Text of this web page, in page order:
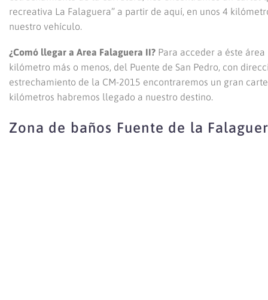
recreativa La Falaguera” a partir de aquí, en unos 4
nuestro vehículo.
¿Comó llegar a Area Falaguera II? Para acceder a éste
kilómetro más o menos, del Puente de San Pedro, con
estrechamiento de la CM-2015 encontraremos un gran
kilómetros habremos llegado a nuestro destino.
Zona de baños Fuente de la